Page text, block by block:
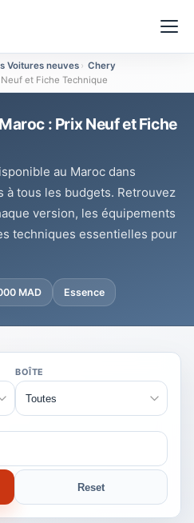
Voitures neuves › Chery
et Fiche Technique
: Prix Neuf et Fiche
au Maroc dans
à tous les budgets. Retrouvez
version, les équipements
techniques essentielles pour
MAD Essence
BOÎTE
Reset